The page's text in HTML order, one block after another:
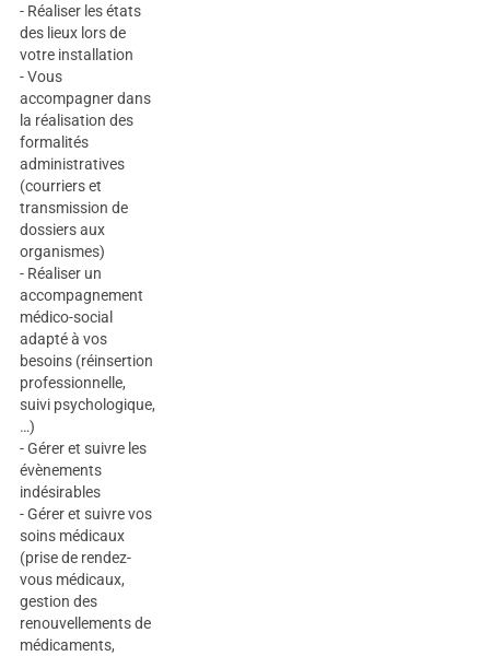
- Réaliser les états
des lieux lors de
votre installation
- Vous
accompagner dans
la réalisation des
formalités
administratives
(courriers et
transmission de
dossiers aux
organismes)
- Réaliser un
accompagnement
médico-social
adapté à vos
besoins (réinsertion
professionnelle,
suivi psychologique,
…)
- Gérer et suivre les
évènements
indésirables
- Gérer et suivre vos
soins médicaux
(prise de rendez-
vous médicaux,
gestion des
renouvellements de
médicaments,